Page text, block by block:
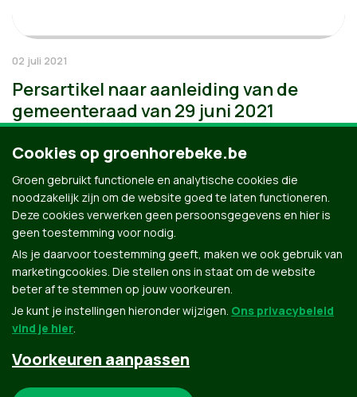
02 juli 2021
Persartikel naar aanleiding van de
gemeenteraad van 29 juni 2021
Groen.be
Cookies op groenhorebeke.be
Groen gebruikt functionele en analytische cookies die
noodzakelijk zijn om de website goed te laten functioneren.
Deze cookies verwerken geen persoonsgegevens en hier is
geen toestemming voor nodig.
Als je daarvoor toestemming geeft, maken we ook gebruik van
marketingcookies. Die stellen ons in staat om de website
beter af te stemmen op jouw voorkeuren.
Je kunt je instellingen hieronder wijzigen. Ons privacybeleid
vind je hier.
Voorkeuren aanpassen